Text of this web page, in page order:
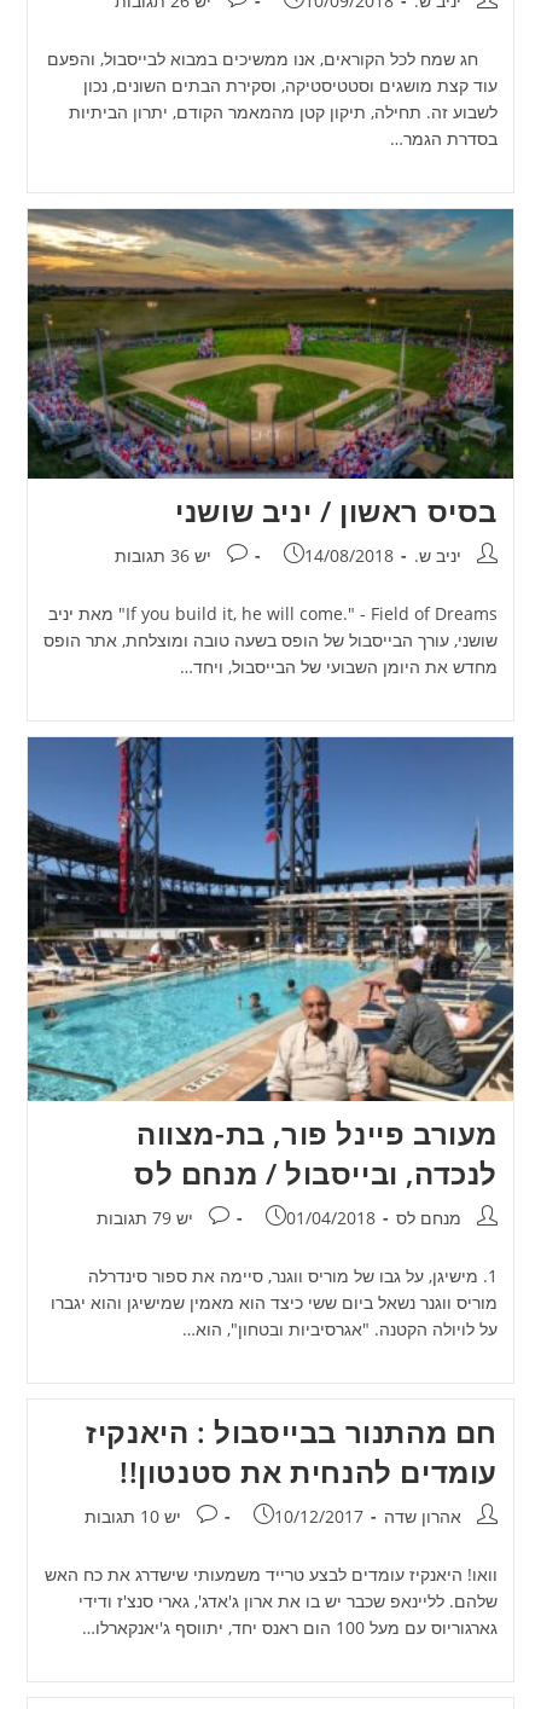
חג שמח לכל הקוראים, אנו ממשיכים במבוא לבייסבול, והפעם
עוד קצת מושגים וסטטיסטיקה, וסקירת הבתים השונים, נכון
לשבוע זה. תחילה, תיקון קטן מהמאמר הקודם, יתרון הביתיות
בסדרת הגמר…
בסיס ראשון / יניב שושני
מחבר:יניב ש. פורסם:
14/08/2018 תגובות:
יש 36 תגובות
If you build it, he will come." - Field of Dreams" מאת יניב
שושני, עורך הבייסבול של הופס בשעה טובה ומוצלחת, אתר הופס
מחדש את היומן השבועי של הבייסבול, ויחד…
מעורב פיינל פור, בת-מצווה
לנכדה, ובייסבול / מנחם לס
מחבר:מנחם לס פורסם:
01/04/2018 תגובות:
יש 79 תגובות
1. מישיגן, על גבו של מוריס ווגנר, סיימה את ספור סינדרלה
מוריס ווגנר נשאל ביום ששי כיצד הוא מאמין שמישיגן והוא יגברו
על לויולה הקטנה. "אגרסיביות ובטחון", הוא…
חם מהתנור בבייסבול : היאנקיז
עומדים להנחית את סטנטון!!
מחבר:אהרון שדה פורסם:
10/12/2017 תגובות:
יש 10 תגובות
וואו! היאנקיז עומדים לבצע טרייד משמעותי שישדרג את כח האש
שלהם. לליינאפ שכבר יש בו את ארון ג'אדג', גארי סנצ'ז ודידי
גארגוריוס עם מעל 100 הום ראנס יחד, יתווסף ג'יאנקארלו…